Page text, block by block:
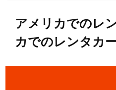
アメリカでのレ
カでのレンタカ